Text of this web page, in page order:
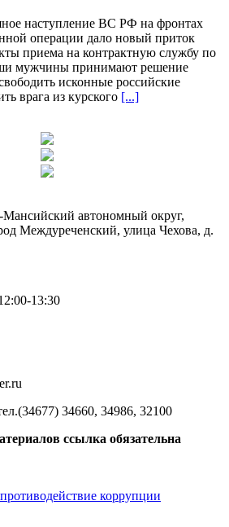
наступление ВС РФ на фронтах
операции дало новый приток
приема на контрактную службу по
мужчины принимают решение
исконные российские
врага из курского [...]
автономный округ,
Междуреченский, улица Чехова, д.
13:30
34660, 34986, 32100
ссылка обязательна
коррупции